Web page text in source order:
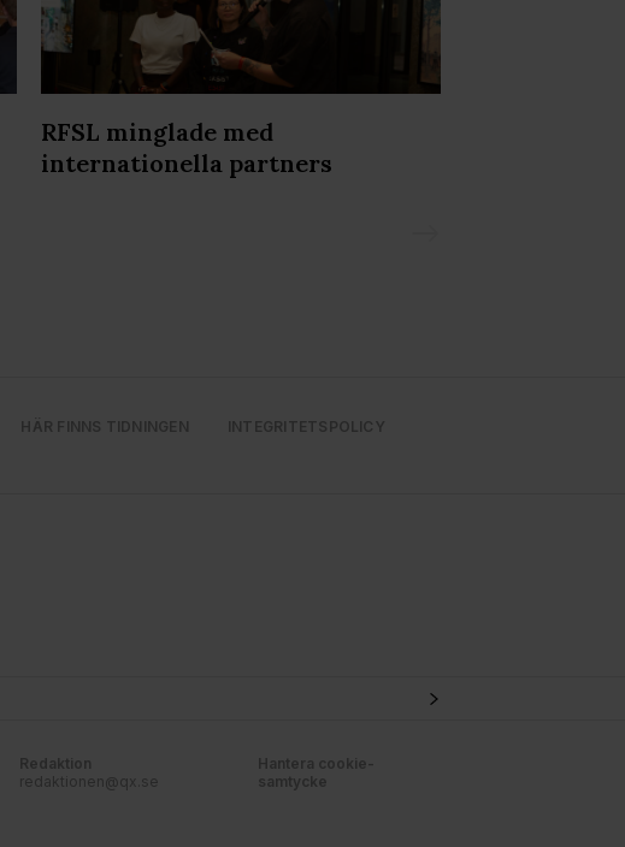
RFSL minglade med
internationella partners
HÄR FINNS TIDNINGEN
INTEGRITETSPOLICY
Redaktion
redaktionen@qx.se
Hantera cookie-
samtycke